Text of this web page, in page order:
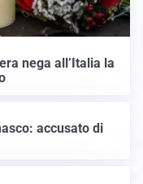
nega all’Italia la
accusato di